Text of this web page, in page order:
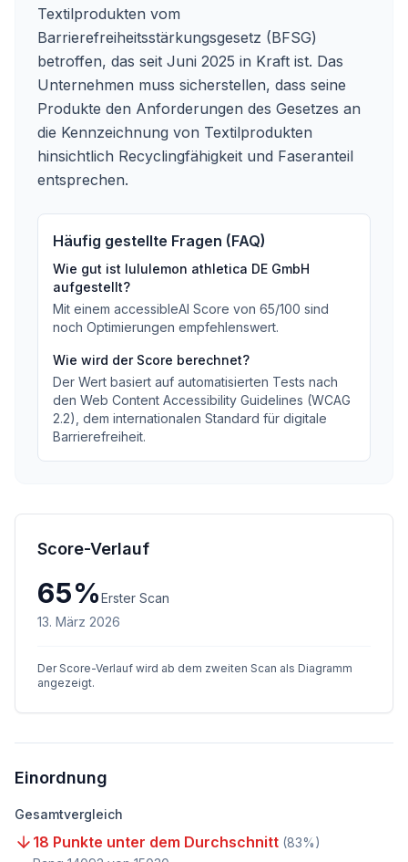
Textilprodukten vom
Barrierefreiheitsstärkungsgesetz (BFSG)
betroffen, das seit Juni 2025 in Kraft ist. Das
Unternehmen muss sicherstellen, dass seine
Produkte den Anforderungen des Gesetzes an
die Kennzeichnung von Textilprodukten
hinsichtlich Recyclingfähigkeit und Faseranteil
entsprechen.
Häufig gestellte Fragen (FAQ)
Wie gut ist lululemon athletica DE GmbH
aufgestellt?
Mit einem accessibleAI Score von 65/100 sind
noch Optimierungen empfehlenswert.
Wie wird der Score berechnet?
Der Wert basiert auf automatisierten Tests nach
den Web Content Accessibility Guidelines (WCAG
2.2), dem internationalen Standard für digitale
Barrierefreiheit.
Score-Verlauf
65%Erster Scan
13. März 2026
Der Score-Verlauf wird ab dem zweiten Scan als Diagramm
angezeigt.
Einordnung
Gesamtvergleich
18 Punkte unter dem Durchschnitt (83%)